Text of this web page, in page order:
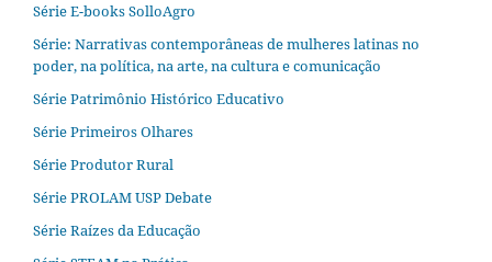
Série E-books SolloAgro
Série: Narrativas contemporâneas de mulheres latinas no
poder, na política, na arte, na cultura e comunicação
Série Patrimônio Histórico Educativo
Série Primeiros Olhares
Série Produtor Rural
Série PROLAM USP Debate
Série Raízes da Educação